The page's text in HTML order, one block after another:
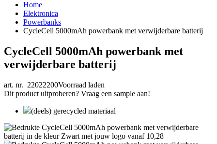
Home
Elektronica
Powerbanks
CycleCell 5000mAh powerbank met verwijderbare batterij
CycleCell 5000mAh powerbank met
verwijderbare batterij
art. nr. 22022200Voorraad laden
Dit product uitproberen? Vraag een sample aan!
(deels) gerecycled materiaal